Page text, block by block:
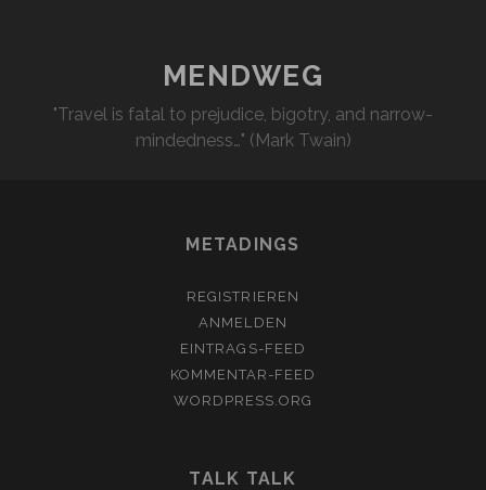
MENDWEG
"Travel is fatal to prejudice, bigotry, and narrow-
mindedness…" (Mark Twain)
METADINGS
REGISTRIEREN
ANMELDEN
EINTRAGS-FEED
KOMMENTAR-FEED
WORDPRESS.ORG
TALK TALK